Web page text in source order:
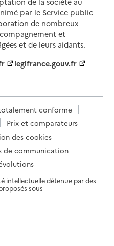
par le Service public
de nombreux
et
et de leurs aidants.
legifrance.gouv.fr
conforme
Prix et comparateurs
des cookies
de communication
intellectuelle détenue par des
sous